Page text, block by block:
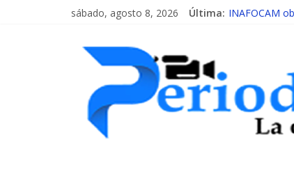
sábado, agosto 8, 2026 Última: INAFOCAM
MESCyT